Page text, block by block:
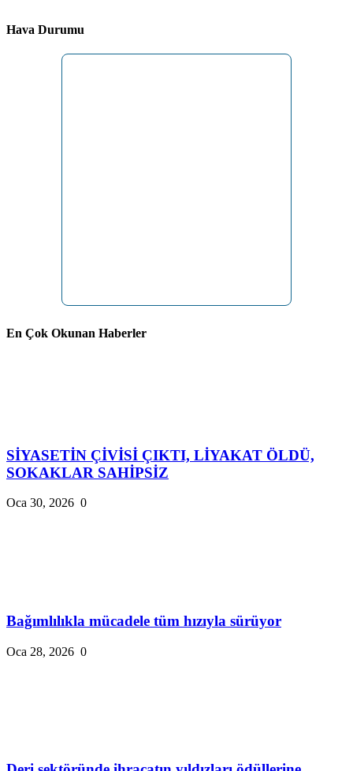
Hava Durumu
En Çok Okunan Haberler
SİYASETİN ÇİVİSİ ÇIKTI, LİYAKAT ÖLDÜ,
SOKAKLAR SAHİPSİZ
Oca 30, 2026 0
Bağımlılıkla mücadele tüm hızıyla sürüyor
Oca 28, 2026 0